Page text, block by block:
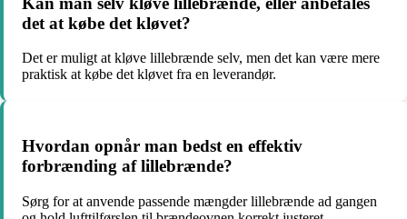
det at købe det kløvet?
Det er muligt at kløve lillebrænde selv, men det kan være mere
praktisk at købe det kløvet fra en leverandør.
Hvordan opnår man bedst en effektiv
forbrænding af lillebrænde?
Sørg for at anvende passende mængder lillebrænde ad gangen